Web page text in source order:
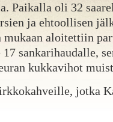
Paikalla oli 32
ja ehtoollisen
mukaan aloitettiin
sankarihaudalle,
kukkavihot
jotka